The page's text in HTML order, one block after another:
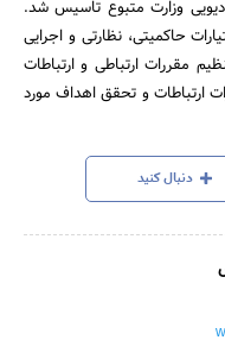
وزارت متبوع تاسیس شد.
حاکمیتی، نظارتی و اجرایی
مقررات ارتباطی و ارتباطات
ارتباطات و تحقق اهداف مورد
دنبال کنید